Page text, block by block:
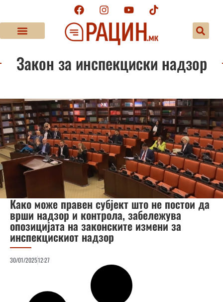
Закон за инспекциски надзор
Како може правен субјект што не постои да
врши надзор и контрола, забележува
опозицијата на законските измени за
инспекцискиот надзор
30/01/202512:27